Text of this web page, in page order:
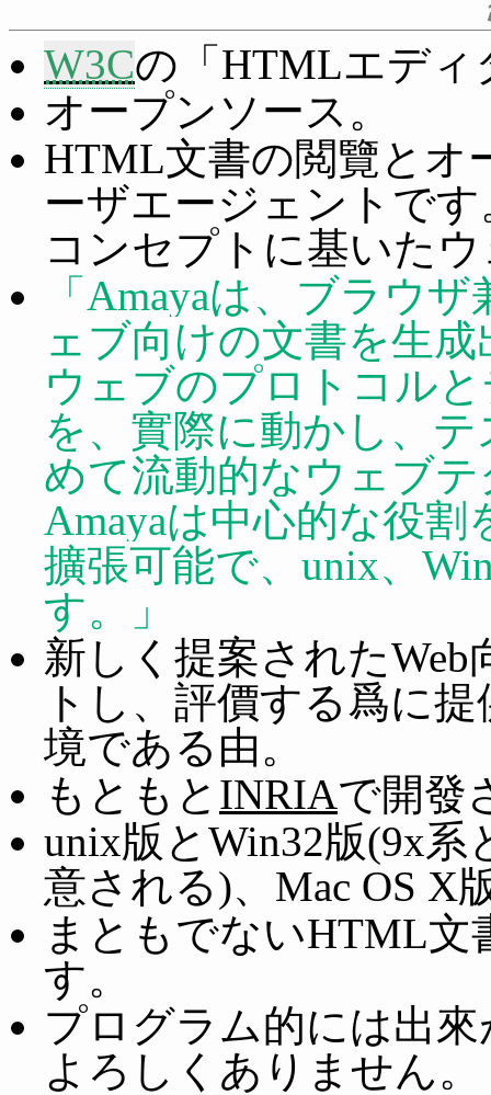
W3Cの「HTMLエディ
オープンソース。
HTML文書の閲覽とオ
ーザエージェントで
コンセプトに基いた
Amayaは、ブラウ
ェブ向けの文書を生
ウェブのプロトコル
を、實際に動かし、
めて流動的なウェブ
Amayaは中心的な役
擴張可能で、unix、
す。
新しく提案された
トし、評價する爲に
境である由。
もともと INRIAで開發
unix版とWin32版(9x
意される)、Mac OS X
まともでないHTML文
す。
プログラム的には出
よろしくありません。